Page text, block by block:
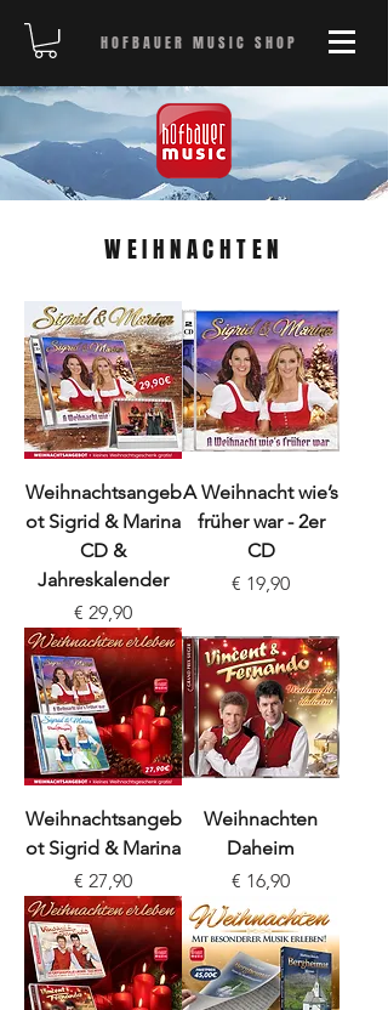
HOFBAUER MUSIC SHOP
WEIHNACHTEN
Weihnachtsangeb
ot Sigrid & Marina
CD &
Jahreskalender
Preis
€ 29,90
A Weihnacht wie’s
früher war - 2er
CD
Preis
€ 19,90
Weihnachtsangeb
ot Sigrid & Marina
Preis
€ 27,90
Weihnachten
Daheim
Preis
€ 16,90